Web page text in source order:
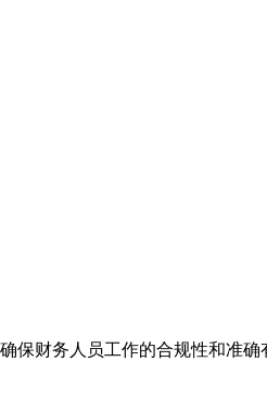
保财务人员工作的合规性和准